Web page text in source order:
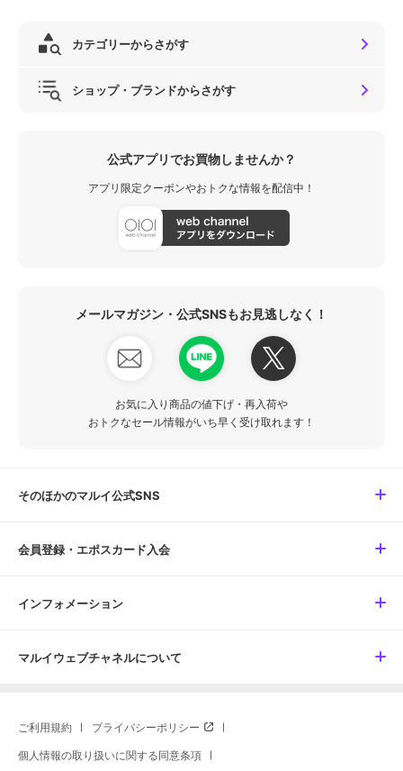
カテゴリーからさがす
ショップ・ブランドからさがす
公式アプリでお買物しませんか？
アプリ限定クーポンやおトクな情報を配信中！
メールマガジン・公式SNSもお見逃しなく！
お気に入り商品の値下げ・再入荷や
おトクなセール情報がいち早く受け取れます！
そのほかのマルイ公式SNS
会員登録・エポスカード入会
インフォメーション
マルイウェブチャネルについて
ご利用規約 プライバシーポリシー
個人情報の取り扱いに関する同意条項